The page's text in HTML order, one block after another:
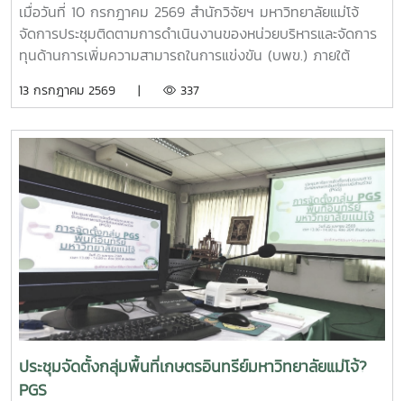
เมื่อวันที่ 10 กรกฎาคม 2569 สำนักวิจัยฯ มหาวิทยาลัยแม่โจ้
จัดการประชุมติดตามการดำเนินงานของหน่วยบริหารและจัดการ
ทุนด้านการเพิ่มความสามารถในการแข่งขัน (บพข.) ภายใต้
แข่งขันและการพัฒนาพื้นที่ (องค์การมหาชน) ณ ห้องประชุมรวง
ศาสตราจารย์ ดร.สุบรรณ ฝอยกลาง รองผู้อำนวยการสำนักวิจัย
และส่งเสริมวิชาการการเกษตร ฝ่ายวิจัย มหาวิทยาลัยแม่โจ้ กล่าว
ต้อนรับและแนะนำมหาวิทยาลัยแม่โจ้แก่คณะผู้เข้าร่วมประชุมในการ
นี้ดร.อัญชัญ ชมภูพวง รองผู้อำนวยการหน่วยบริหารและจัดการ
ทุนด้านการเพิ่มความสามารถในการแข่งขัน ได้นำเสนอข้อมูล
กรอบการดำเนินงานของหน่วยบริหารและจัดการทุนฯ และสรุปผล
การดำเนินงานของมหาวิทยาลัยแม่โจ้ในช่วงปีงบประมาณ 2563
– 2568 และการนำเสนอความก้าวหน้าโครงการวิจัยที่ได้รับการ
สนับสนุนทุนจากหน่วยบริหารและจัดการทุนด้านการเพิ่มความ
สามารถในการแข่งขัน ณ ห้องประชุมรวงผึ้ง ชั้น 5 สำนัก
มหาวิทยาลัย มหาวิทยาลัยแม่โจ้ซึ่งการนำเสนอความก้าวหน้า
โครงการวิจัยที่ได้รับการสนับสนุนทุนจากหน่วยบริหารและจัดการ
13 กรกฎาคม 2569 | 337
ประชุมจัดตั้งกลุ่มพื้นที่เกษตรอินทรีย์มหาวิทยาลัยแม่โจ้?
PGS